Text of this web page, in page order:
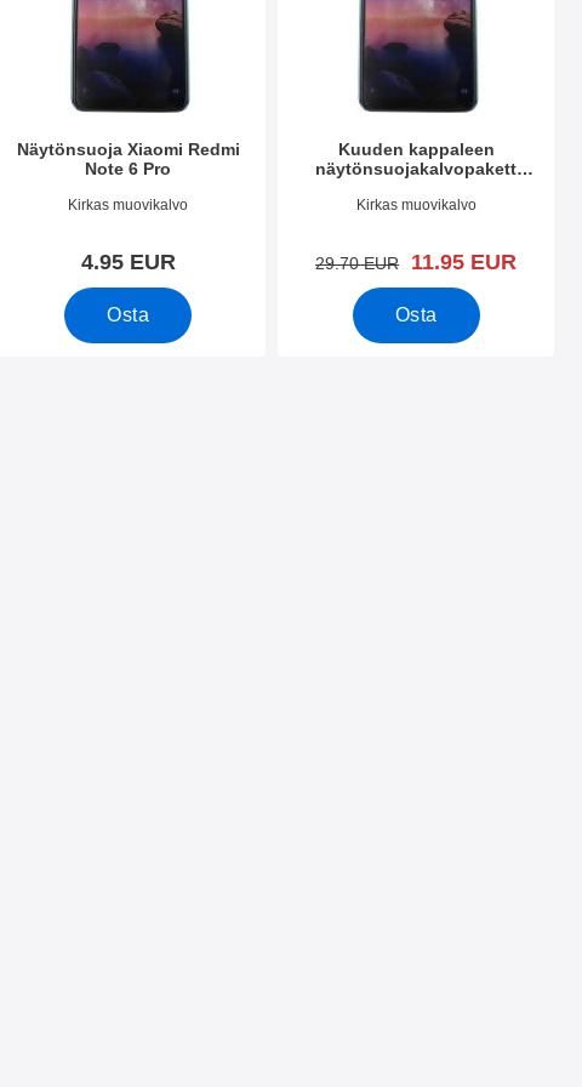
Näytönsuoja Xiaomi Redmi
Note 6 Pro
Tuote.nro 32537
Kirkas muovikalvo
4.95 EUR
Osta
Kuuden kappaleen
näytönsuojakalvopakett
Tuote.nro 32536
Kirkas muovikalvo
vanha hinta
29.70 EUR uusi hinta
11.95 EUR
Osta